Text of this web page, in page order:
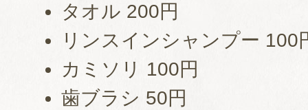
タオル 200円
リンスインシャンプー 100
カミソリ 100円
歯ブラシ 50円